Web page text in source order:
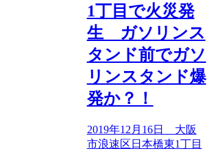
1丁目で火災発
生 ガソリンス
タンド前でガソ
リンスタンド爆
発か？！
2019年12月16日 大阪
市浪速区日本橋東1丁目